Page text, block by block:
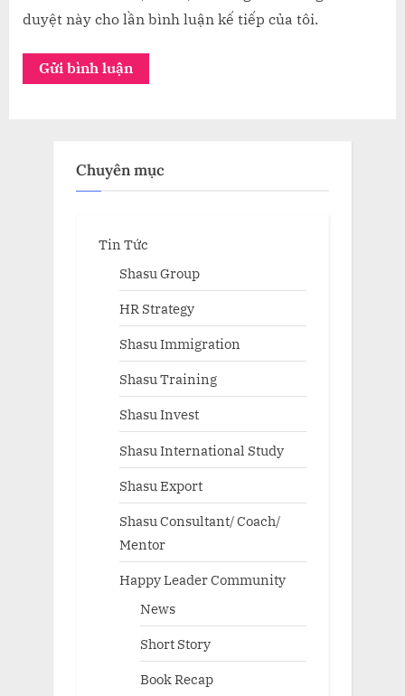
duyệt này cho lần bình luận kế tiếp của tôi.
Chuyên mục
Tin Tức
Shasu Group
HR Strategy
Shasu Immigration
Shasu Training
Shasu Invest
Shasu International Study
Shasu Export
Shasu Consultant/ Coach/
Mentor
Happy Leader Community
News
Short Story
Book Recap